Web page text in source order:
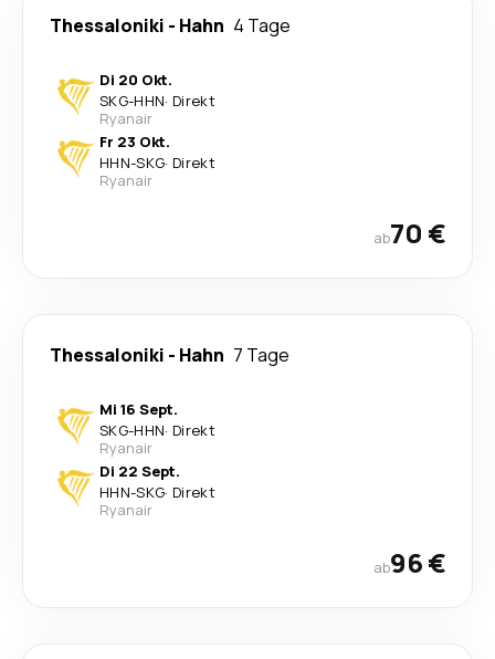
Thessaloniki - Hahn 4 Tage
Di 20 Okt.
SKG-HHN· Direkt
Ryanair
Fr 23 Okt.
HHN-SKG· Direkt
Ryanair
ab70 €
Thessaloniki - Hahn 7 Tage
Mi 16 Sept.
SKG-HHN· Direkt
Ryanair
Di 22 Sept.
HHN-SKG· Direkt
Ryanair
ab96 €